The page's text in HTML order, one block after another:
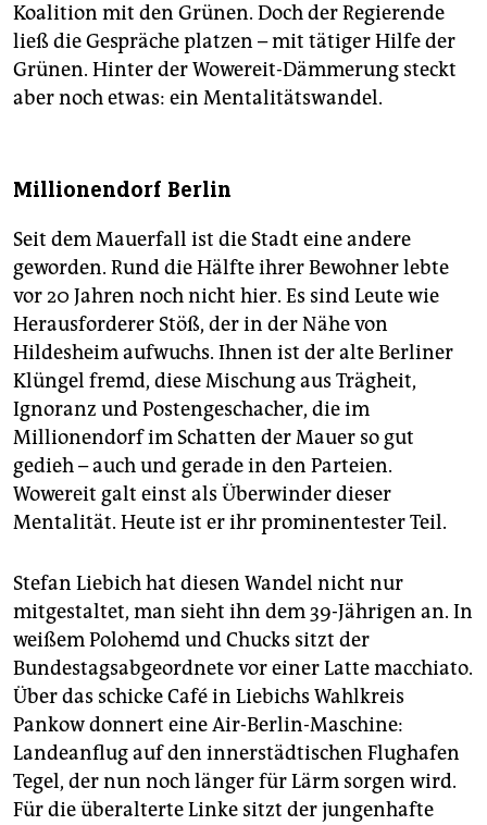
Koalition mit den Grünen. Doch der Regierende
ließ die Gespräche platzen – mit tätiger Hilfe der
Grünen. Hinter der Wowereit-Dämmerung steckt
aber noch etwas: ein Mentalitätswandel.
Millionendorf Berlin
Seit dem Mauerfall ist die Stadt eine andere
geworden. Rund die Hälfte ihrer Bewohner lebte
vor 20 Jahren noch nicht hier. Es sind Leute wie
Herausforderer Stöß, der in der Nähe von
Hildesheim aufwuchs. Ihnen ist der alte Berliner
Klüngel fremd, diese Mischung aus Trägheit,
Ignoranz und Postengeschacher, die im
Millionendorf im Schatten der Mauer so gut
gedieh – auch und gerade in den Parteien.
Wowereit galt einst als Überwinder dieser
Mentalität. Heute ist er ihr prominentester Teil.
Stefan Liebich hat diesen Wandel nicht nur
mitgestaltet, man sieht ihn dem 39-Jährigen an. In
weißem Polohemd und Chucks sitzt der
Bundestagsabgeordnete vor einer Latte macchiato.
Über das schicke Café in Liebichs Wahlkreis
Pankow donnert eine Air-Berlin-Maschine:
Landeanflug auf den innerstädtischen Flughafen
Tegel, der nun noch länger für Lärm sorgen wird.
Für die überalterte Linke sitzt der jungenhafte